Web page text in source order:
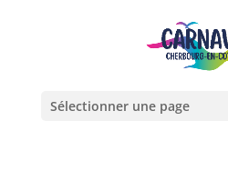
Sélectionner une page